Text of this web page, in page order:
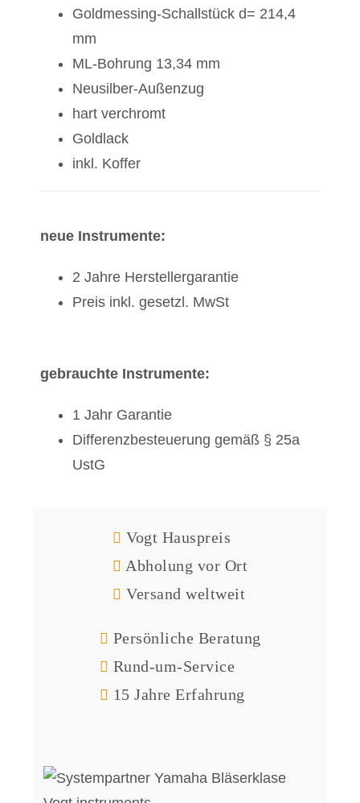
Goldmessing-Schallstück d= 214,4
mm
ML-Bohrung 13,34 mm
Neusilber-Außenzug
hart verchromt
Goldlack
inkl. Koffer
neue Instrumente:
2 Jahre Herstellergarantie
Preis inkl. gesetzl. MwSt
gebrauchte Instrumente:
1 Jahr Garantie
Differenzbesteuerung gemäß § 25a
UstG
Vogt Hauspreis
Abholung vor Ort
Versand weltweit
Persönliche Beratung
Rund-um-Service
15 Jahre Erfahrung